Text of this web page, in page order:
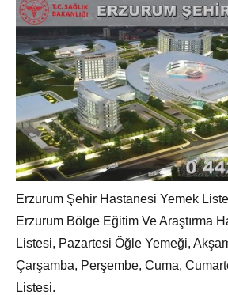
Erzurum Şehir Hastanesi Yemek
Erzurum Bölge Eğitim Ve Araştırma
Listesi, Pazartesi Öğle Yemeği,
Çarşamba, Perşembe, Cuma,
Listesi.